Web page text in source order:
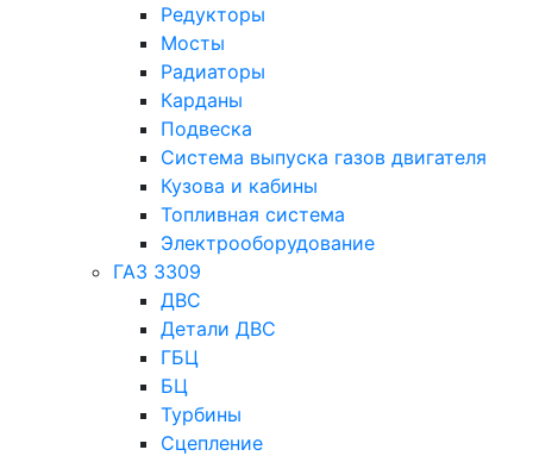
Редукторы
Мосты
Радиаторы
Карданы
Подвеска
Система выпуска газов двигателя
Кузова и кабины
Топливная система
Электрооборудование
ГАЗ 3309
ДВС
Детали ДВС
ГБЦ
БЦ
Турбины
Сцепление